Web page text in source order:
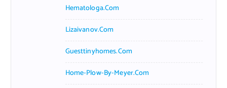
Hematologa.com
Lizaivanov.com
Guesttinyhomes.com
Home-Plow-By-Meyer.com